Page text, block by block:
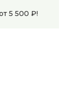
5 500 ₽!